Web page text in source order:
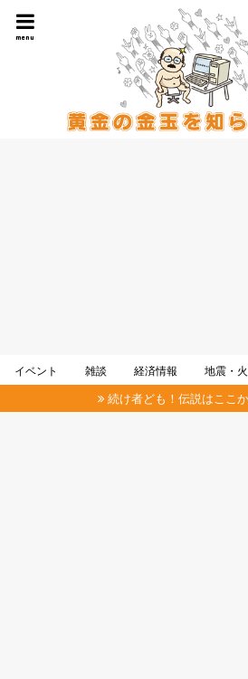
menu
イベント 雑談 経済情報 地震・
続け者ども！伝説はここ